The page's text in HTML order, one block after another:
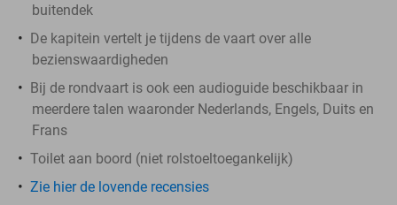
buitendek
De kapitein vertelt je tijdens de vaart over alle
bezienswaardigheden
Bij de rondvaart is ook een audioguide beschikbaar in
meerdere talen waaronder Nederlands, Engels, Duits en
Frans
Toilet aan boord (niet rolstoeltoegankelijk)
Zie hier de lovende recensies